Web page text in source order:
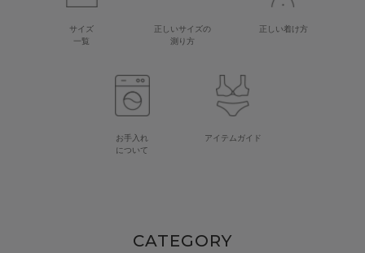
サイズ
一覧
正しいサイズの
測り方
正しい着け方
お手入れ
について
アイテムガイド
CATEGORY